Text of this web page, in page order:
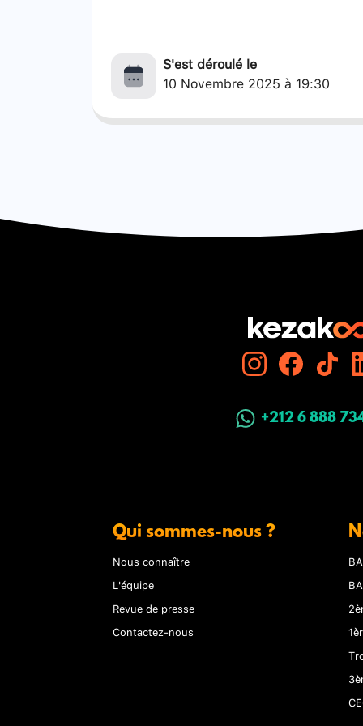
S'est déroulé le
10 Novembre 2025 à 19:30
+212 6 888
Qui sommes-nous ?
Nous connaître
L'équipe
Revue de presse
Contactez-nous